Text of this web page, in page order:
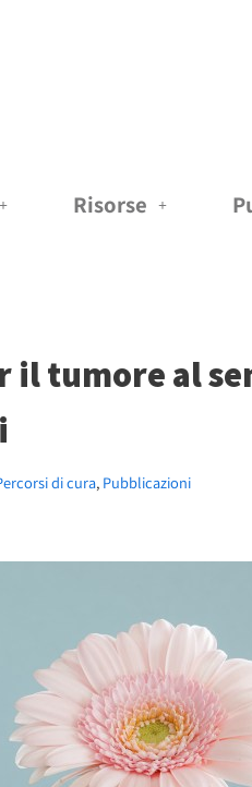
Risorse
il tumore al
di cura, Pubblicazioni